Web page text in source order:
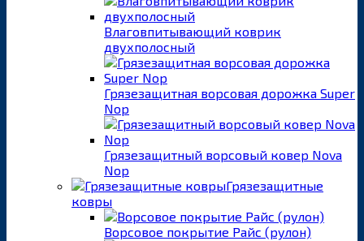
Влаговпитывающий коврик
двухполосный
Грязезащитная ворсовая дорожка Super
Nop
Грязезащитный ворсовый ковер Nova
Nop
Грязезащитные
ковры
Ворсовое покрытие Райс (рулон)